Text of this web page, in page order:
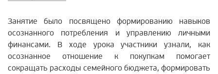
Занятие было посвящено формированию навыков
осознанного потребления и управлению личными
финансами. В ходе урока участники узнали, как
осознанное отношение к покупкам помогает
сокращать расходы семейного бюджета, формировать